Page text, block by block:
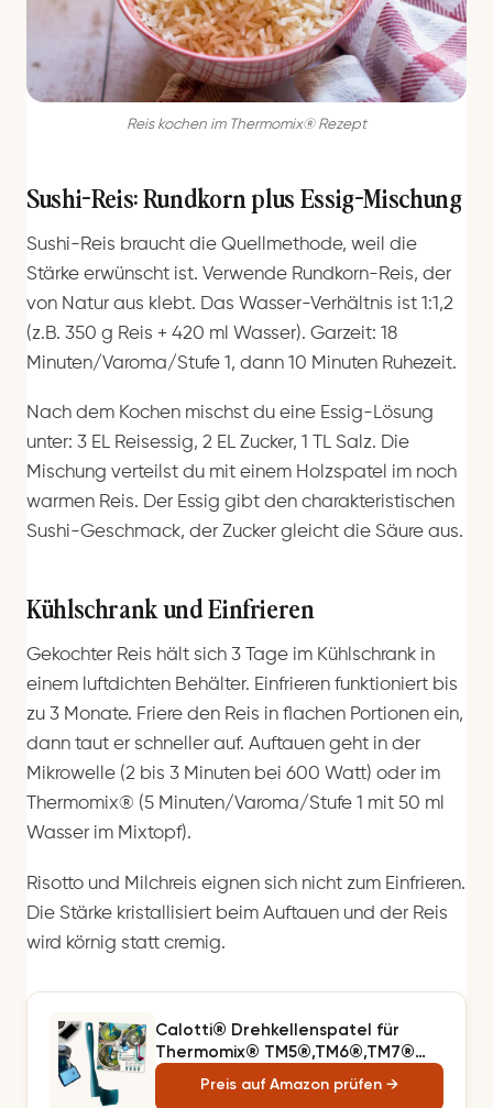
Reis kochen im Thermomix® Rezept
Sushi-Reis: Rundkorn plus Essig-Mischung
Sushi-Reis braucht die Quellmethode, weil die
Stärke erwünscht ist. Verwende Rundkorn-Reis, der
von Natur aus klebt. Das Wasser-Verhältnis ist 1:1,2
(z.B. 350 g Reis + 420 ml Wasser). Garzeit: 18
Minuten/Varoma/Stufe 1, dann 10 Minuten Ruhezeit.
Nach dem Kochen mischst du eine Essig-Lösung
unter: 3 EL Reisessig, 2 EL Zucker, 1 TL Salz. Die
Mischung verteilst du mit einem Holzspatel im noch
warmen Reis. Der Essig gibt den charakteristischen
Sushi-Geschmack, der Zucker gleicht die Säure aus.
Kühlschrank und Einfrieren
Gekochter Reis hält sich 3 Tage im Kühlschrank in
einem luftdichten Behälter. Einfrieren funktioniert bis
zu 3 Monate. Friere den Reis in flachen Portionen ein,
dann taut er schneller auf. Auftauen geht in der
Mikrowelle (2 bis 3 Minuten bei 600 Watt) oder im
Thermomix® (5 Minuten/Varoma/Stufe 1 mit 50 ml
Wasser im Mixtopf).
Risotto und Milchreis eignen sich nicht zum Einfrieren.
Die Stärke kristallisiert beim Auftauen und der Reis
wird körnig statt cremig.
Calotti® Drehkellenspatel für
Thermomix® TM5®,TM6®,TM7®
und TM31® zum Entnehmen,
Schöpfen und Portionieren
Preis auf Amazon prüfen →